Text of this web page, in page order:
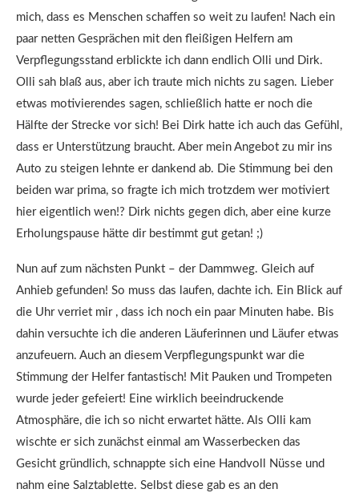
mich, dass es Menschen schaffen so weit zu laufen! Nach ein
paar netten Gesprächen mit den fleißigen Helfern am
Verpflegungsstand erblickte ich dann endlich Olli und Dirk.
Olli sah blaß aus, aber ich traute mich nichts zu sagen. Lieber
etwas motivierendes sagen, schließlich hatte er noch die
Hälfte der Strecke vor sich! Bei Dirk hatte ich auch das Gefühl,
dass er Unterstützung braucht. Aber mein Angebot zu mir ins
Auto zu steigen lehnte er dankend ab. Die Stimmung bei den
beiden war prima, so fragte ich mich trotzdem wer motiviert
hier eigentlich wen!? Dirk nichts gegen dich, aber eine kurze
Erholungspause hätte dir bestimmt gut getan! ;)
Nun auf zum nächsten Punkt – der Dammweg. Gleich auf
Anhieb gefunden! So muss das laufen, dachte ich. Ein Blick auf
die Uhr verriet mir , dass ich noch ein paar Minuten habe. Bis
dahin versuchte ich die anderen Läuferinnen und Läufer etwas
anzufeuern. Auch an diesem Verpflegungspunkt war die
Stimmung der Helfer fantastisch! Mit Pauken und Trompeten
wurde jeder gefeiert! Eine wirklich beeindruckende
Atmosphäre, die ich so nicht erwartet hätte. Als Olli kam
wischte er sich zunächst einmal am Wasserbecken das
Gesicht gründlich, schnappte sich eine Handvoll Nüsse und
nahm eine Salztablette. Selbst diese gab es an den